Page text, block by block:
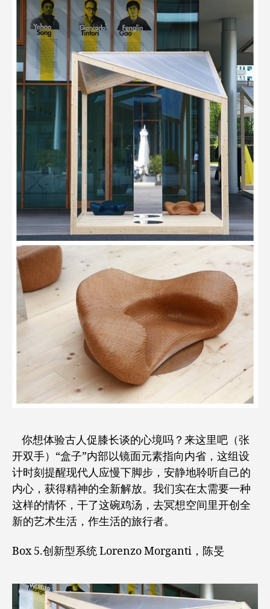
你想体验古人促膝长谈的心境吗？来这里吧（张
开双手）“盒子”内部以镜面元素指向内省，这组设
计时刻提醒现代人应慢下脚步，安静地聆听自己的
内心，获得精神的全新解放。我们实在太需要一种
这样的情怀，干了这碗鸡汤，去冥想空间里开创全
新的艺术生活，作生活的旅行者。
Box 5.创新型系统 Lorenzo Morganti，陈旻